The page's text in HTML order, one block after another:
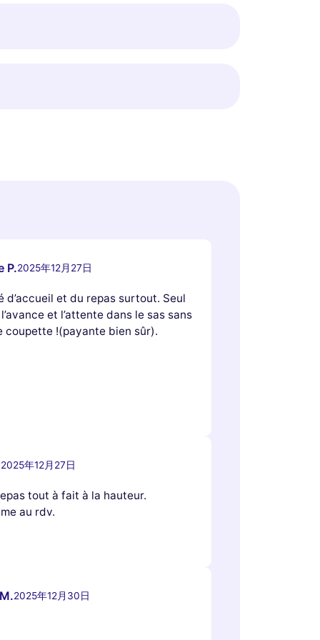
P.2025年12月27日
et du repas surtout. Seul
et l’attente dans le sas sans
!(payante bien sûr).
2025年12月27日
tout à fait à la hauteur.
au rdv.
2025年12月30日